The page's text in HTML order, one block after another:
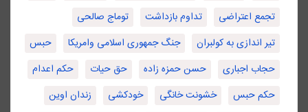
تجمع اعتراضی
تداوم بازداشت
توماج صالحی
تیر اندازی به کولبران
جنگ جمهوری اسلامی وامریکا
حبس
حجاب اجباری
حسن حمزه زاده حق حیات
حکم اعدام
حکم حبس
خشونت خانگی خودکشی
زندان اوین